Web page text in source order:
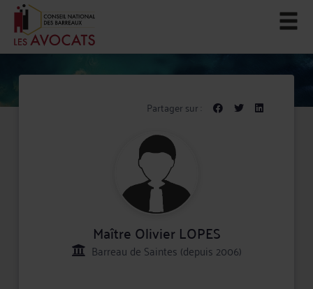
Partager sur :
Maître Olivier LOPES
Barreau de Saintes (depuis 2006)